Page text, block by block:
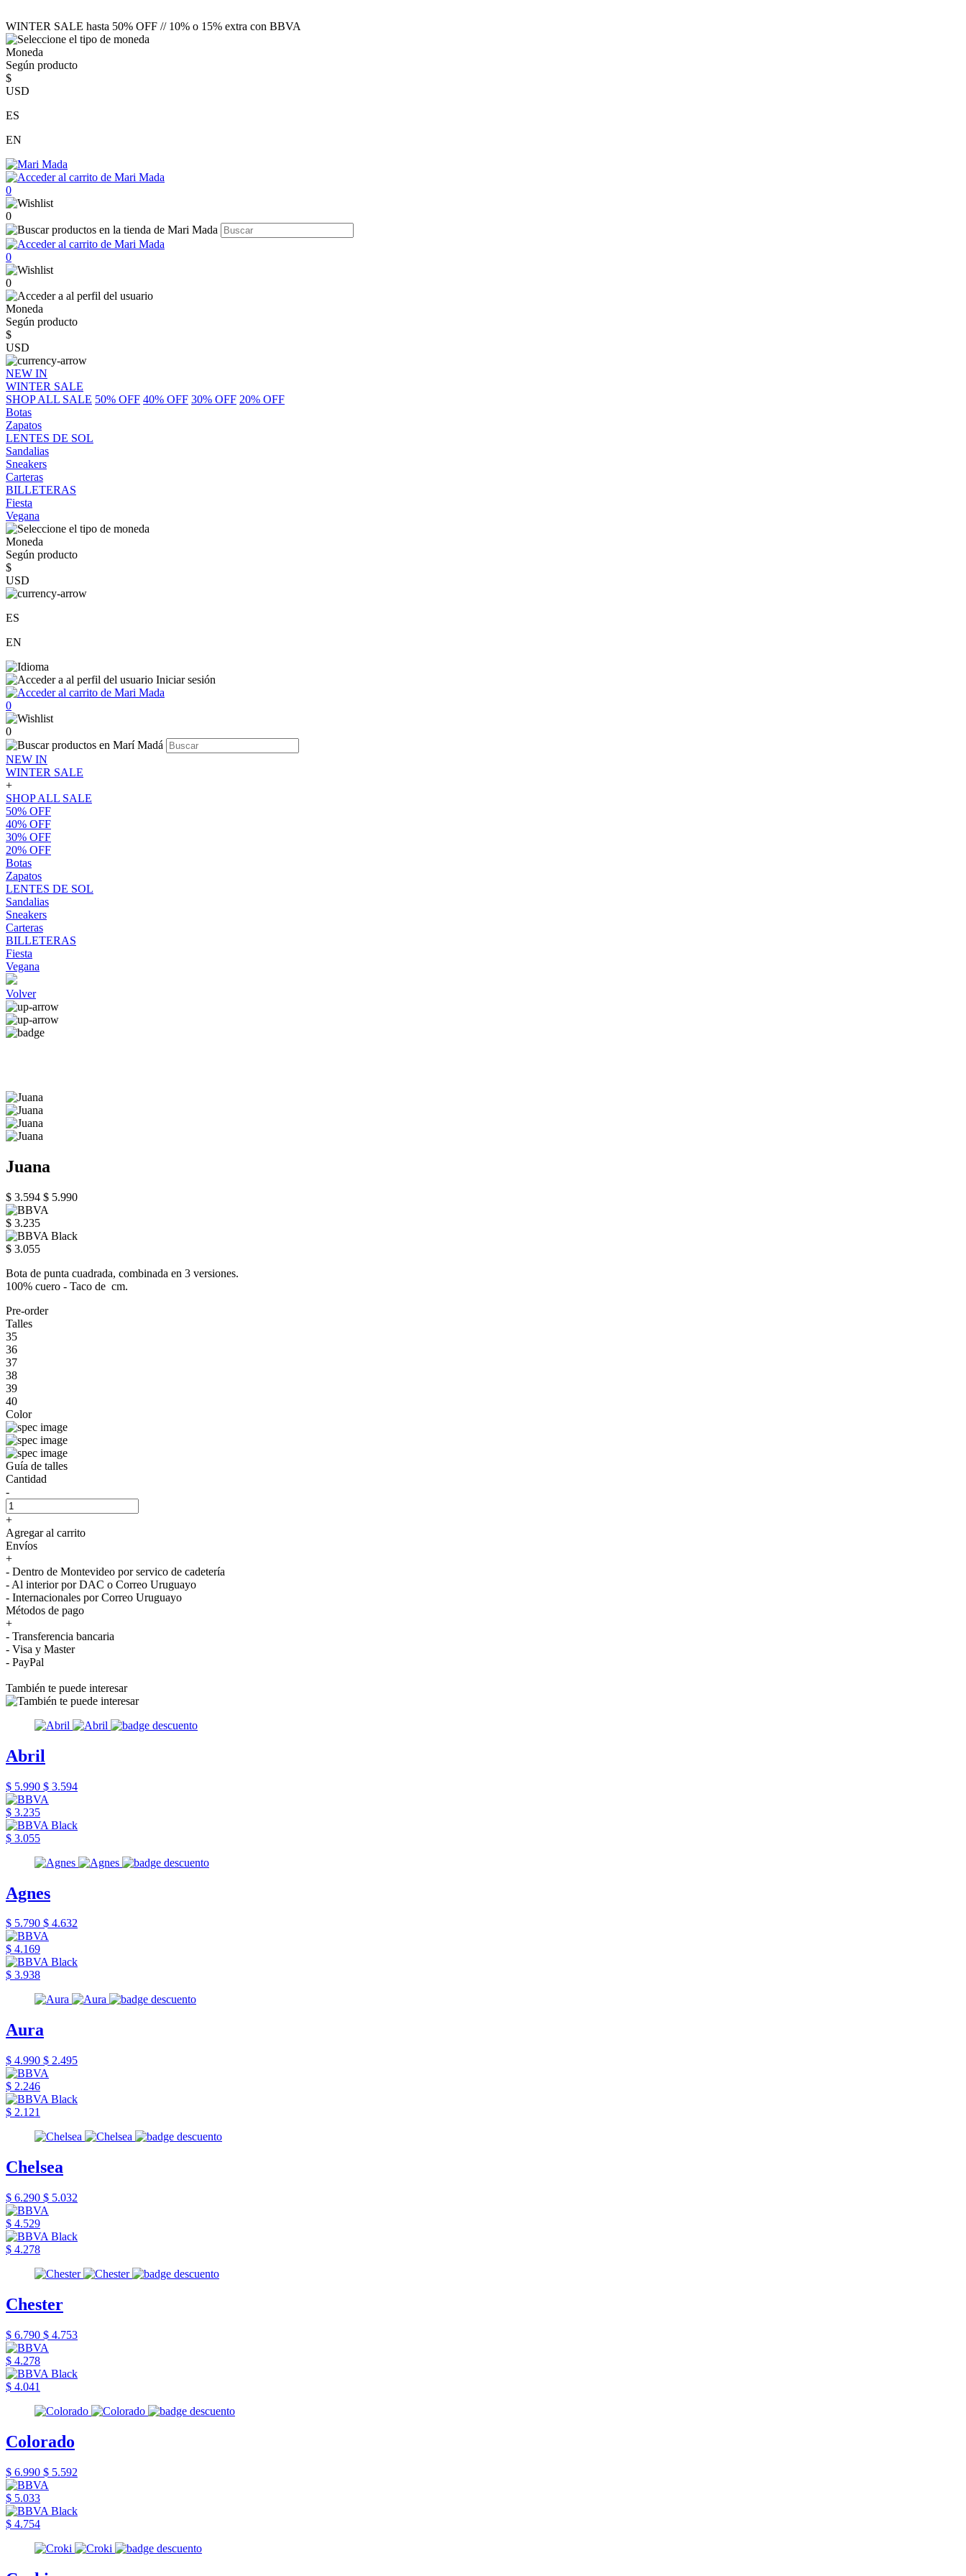
WINTER SALE hasta 50% OFF // 10% o 15% extra con BBVA
Moneda
Según producto
$
USD
ES
EN
0
0
0
0
Moneda
Según producto
$
USD
NEW IN
WINTER SALE
SHOP ALL SALE 50% OFF 40% OFF 30% OFF 20% OFF
Botas
Zapatos
LENTES DE SOL
Sandalias
Sneakers
Carteras
BILLETERAS
Fiesta
Vegana
Moneda
Según producto
$
USD
ES
EN
Iniciar sesión
0
0
NEW IN
WINTER SALE
+
SHOP ALL SALE
50% OFF
40% OFF
30% OFF
20% OFF
Botas
Zapatos
LENTES DE SOL
Sandalias
Sneakers
Carteras
BILLETERAS
Fiesta
Vegana
Volver
Juana
$ 3.594 $ 5.990
$ 3.235
$ 3.055
Bota de punta cuadrada, combinada en 3 versiones.
100% cuero - Taco de cm.
Pre-order
Talles
35
36
37
38
39
40
Color
Guía de talles
Cantidad
-
+
Agregar al carrito
Envíos
+
- Dentro de Montevideo por servico de cadetería
- Al interior por DAC o Correo Uruguayo
- Internacionales por Correo Uruguayo
Métodos de pago
+
- Transferencia bancaria
- Visa y Master
- PayPal
También te puede interesar
Abril
$ 5.990 $ 3.594
$ 3.235
$ 3.055
Agnes
$ 5.790 $ 4.632
$ 4.169
$ 3.938
Aura
$ 4.990 $ 2.495
$ 2.246
$ 2.121
Chelsea
$ 6.290 $ 5.032
$ 4.529
$ 4.278
Chester
$ 6.790 $ 4.753
$ 4.278
$ 4.041
Colorado
$ 6.990 $ 5.592
$ 5.033
$ 4.754